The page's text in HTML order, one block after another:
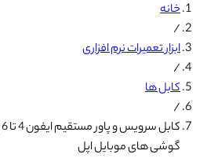
خانه
/
ابزار تعمیرات نرم افزاری
/
کابل ها
/
گوشی های موبایل اپل